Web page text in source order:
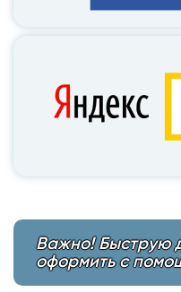
Важно! Быструю
оформить с